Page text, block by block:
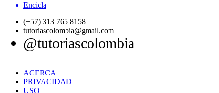
Encicla
(+57) 313 765 8158
tutoriascolombia@gmail.com
@tutoriascolombia
ACERCA
PRIVACIDAD
USO